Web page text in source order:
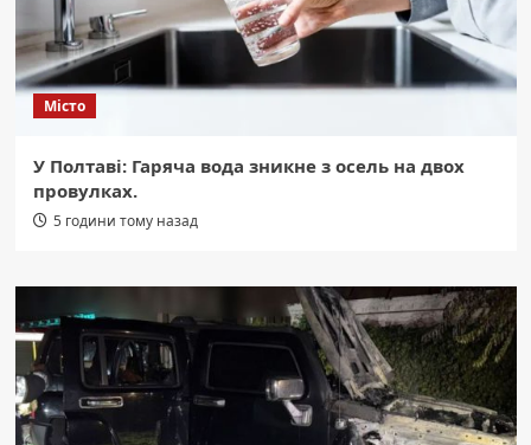
Місто
У Полтаві: Гаряча вода зникне з осель на двох
провулках.
5 години тому назад